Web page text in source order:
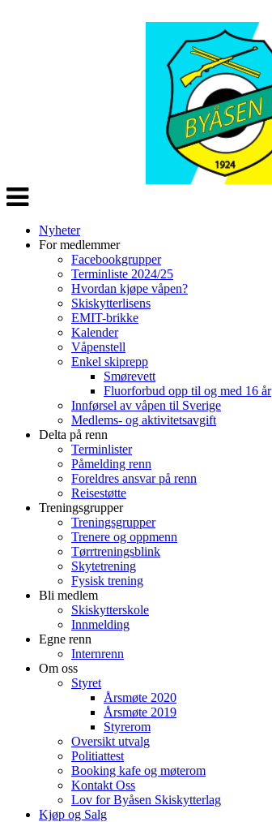
Veksle
navigasjon
Nyheter
For medlemmer
Facebookgrupper
Terminliste 2024/25
Hvordan kjøpe våpen?
Skiskytterlisens
EMIT-brikke
Kalender
Våpenstell
Enkel skiprepp
Smørevett
Fluorforbud opp til og med 16 år
Innførsel av våpen til Sverige
Medlems- og aktivitetsavgift
Delta på renn
Terminlister
Påmelding renn
Foreldres ansvar på renn
Reisestøtte
Treningsgrupper
Treningsgrupper
Trenere og oppmenn
Tørrtreningsblink
Skytetrening
Fysisk trening
Bli medlem
Skiskytterskole
Innmelding
Egne renn
Internrenn
Om oss
Styret
Årsmøte 2020
Årsmøte 2019
Styrerom
Oversikt utvalg
Politiattest
Booking kafe og møterom
Kontakt Oss
Lov for Byåsen Skiskytterlag
Kjøp og Salg